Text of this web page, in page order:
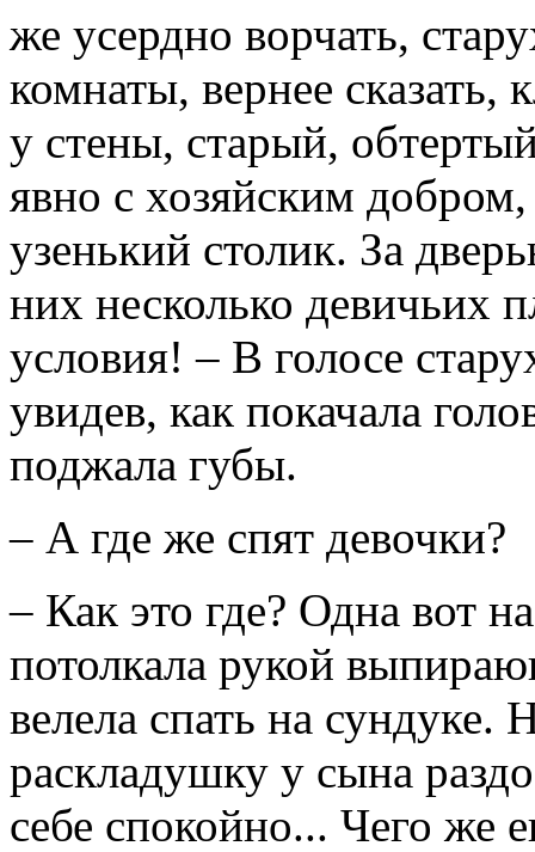
же усердно ворчать,
комнаты, вернее
у стены, старый,
явно с хозяйским
узенький столик. За
них несколько девичьих
условия! – В голосе
увидев, как покачала
поджала губы.
– А где же спят девочки?
– Как это где? Одна вот
потолкала рукой
велела спать на сундуке.
раскладушку у сына
себе спокойно... Чего же